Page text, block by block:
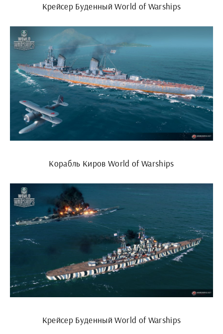
Крейсер Буденный World of Warships
Корабль Киров World of Warships
Крейсер Буденный World of Warships